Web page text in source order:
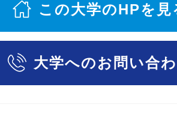
この大学のHPを見
大学へのお問い合